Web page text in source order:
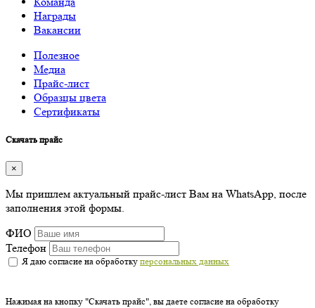
Награды
Вакансии
Полезное
Медиа
Прайс-лист
Образцы цвета
Сертификаты
Скачать прайс
×
Мы пришлем актуальный прайс-лист Вам на WhatsApp, после
заполнения этой формы.
ФИО
Телефон
Я даю согласие на обработку персональных данных
Нажимая на кнопку "Скачать прайс", вы даете согласие на обработку